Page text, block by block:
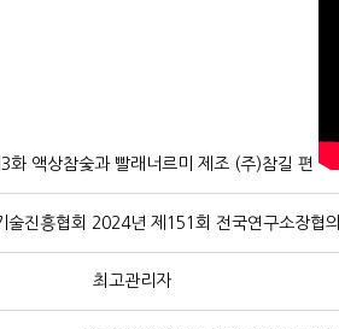
화 액상참숯과 빨래너르미 제조 (주)참길 편
술진흥협회 2024년 제151회 전국연구소장협
최고관리자